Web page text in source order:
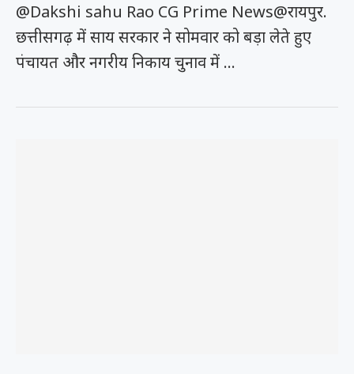
@Dakshi sahu Rao CG Prime News@रायपुर.
छत्तीसगढ़ में साय सरकार ने सोमवार को बड़ा लेते हुए
पंचायत और नगरीय निकाय चुनाव में …